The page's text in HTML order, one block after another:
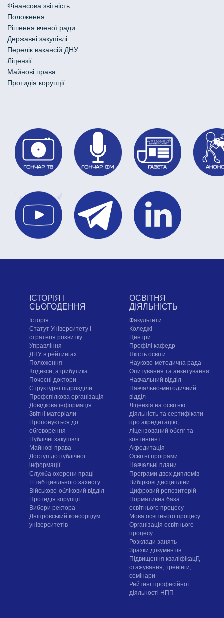
Фінансова звітність
Положення
Рішення вченої ради
Державні закупівлі
Перелік вакансій ДНУ
Ліцензії
Майнові права
Протидія корупції
ІСТОРІЯ І
СЬОГОДЕННЯ
Історія
Статут Університету і
стратегія розвитку
Управління
ДНУ в рейтингах
Положення
Кодекси, атрибутика
Почесні доктори
Структурні підрозділи
Профспілкова організація
Довідкова інформація
Звітні матеріали
Пропонується до
обговорення
Публічні закупівлі
Майнові права
Доступ до публічної
інформації
Служба охорони праці
Штаб цивільного захисту
Військово-обліковий відділ
Протидія корупції
Вибори ректора
Дніпровський консорціум
університетів
ОСВІТНЯ
ДІЯЛЬНІСТЬ
Факультети
Коледжі
Центри
Профілі кафедр
Якість освіти
Науково-методична рада
Опитування та анкетування
Навчальний відділ
Навчально-методичний
відділ
Ліцензія на освітню
діяльність та сертифікати
про акредитацію,
ліцензований обсяг та
контингент
Акредитація
Освітні програми
Навчальні плани
Програми двох дипломів
Вибіркові дисципліни
Цифровий репозиторій
Нормативна база
освітнього процесу
Мова освітнього процесу
Організація освітнього
процесу
Розклади занять
Зразки документів
Підвищення кваліфікації,
стажування, тренінги,
семінари
Рейтинг професійної
діяльності НПП